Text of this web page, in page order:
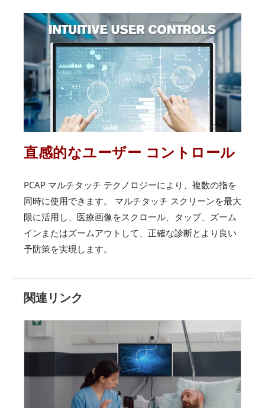
直感的なユーザー コントロール
PCAP マルチタッチ テクノロジーにより、複数の指を
同時に使用できます。 マルチタッチ スクリーンを最大
限に活用し、医療画像をスクロール、タップ、ズーム
インまたはズームアウトして、正確な診断とより良い
予防策を実現します。
関連リンク